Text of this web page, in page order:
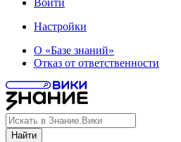
Войти
Настройки
О «Базе знаний»
Отказ от ответственности
Найти